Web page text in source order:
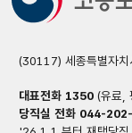
(30117) 세종특별자
대표전화 1350(유료,
당직실 전화 044-